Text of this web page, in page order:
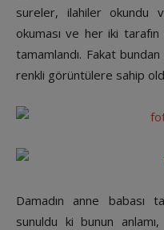
sureler, ilahiler okundu
okuması ve her iki
tamamlandı. Fakat
renkli görüntülere sahip
Damadın anne babası
sunuldu ki bunun